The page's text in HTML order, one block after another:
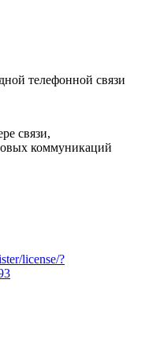
телефонной связи
связи,
коммуникаций
license/?